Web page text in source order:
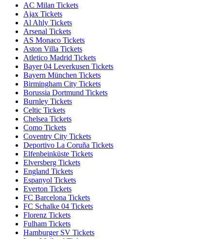
AC Milan Tickets
Ajax Tickets
Al Ahly Tickets
Arsenal Tickets
AS Monaco Tickets
Aston Villa Tickets
Atletico Madrid Tickets
Bayer 04 Leverkusen Tickets
Bayern München Tickets
Birmingham City Tickets
Borussia Dortmund Tickets
Burnley Tickets
Celtic Tickets
Chelsea Tickets
Como Tickets
Coventry City Tickets
Deportivo La Coruña Tickets
Elfenbeinküste Tickets
Elversberg Tickets
England Tickets
Espanyol Tickets
Everton Tickets
FC Barcelona Tickets
FC Schalke 04 Tickets
Florenz Tickets
Fulham Tickets
Hamburger SV Tickets